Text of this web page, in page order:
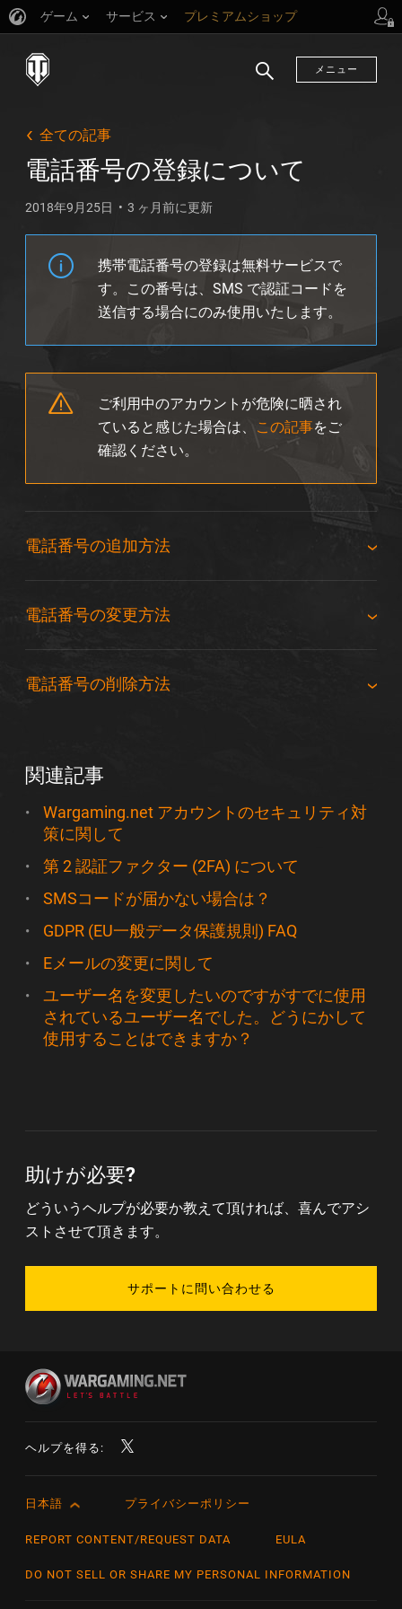
ゲーム サービス プレミアムショップ
メニュー
全ての記事
電話番号の登録について
2018年9月25日 3 ヶ月前に更新
携帯電話番号の登録は無料サービスで
す。この番号は、SMS で認証コードを
送信する場合にのみ使用いたします。
ご利用中のアカウントが危険に晒され
ていると感じた場合は、
この記事をご
確認ください。
電話番号の追加方法
電話番号の変更方法
電話番号の削除方法
関連記事
Wargaming.net アカウントのセキュリティ対
策に関して
第 2 認証ファクター (2FA) について
SMSコードが届かない場合は？
GDPR (EU一般データ保護規則) FAQ
Eメールの変更に関して
ユーザー名を変更したいのですがすでに使用
されているユーザー名でした。どうにかして
使用することはできますか？
助けが必要?
どういうヘルプが必要か教えて頂ければ、喜んでアシ
ストさせて頂きます。
サポートに問い合わせる
ヘルプを得る:
English
Čeština
日本語 プライバシーポリシー
REPORT CONTENT/REQUEST DATA EULA
DO NOT SELL OR SHARE MY PERSONAL INFORMATION